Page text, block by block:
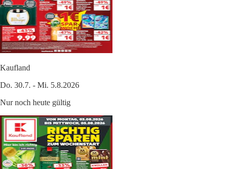
Kaufland
Do. 30.7. - Mi. 5.8.2026
Nur noch heute gültig